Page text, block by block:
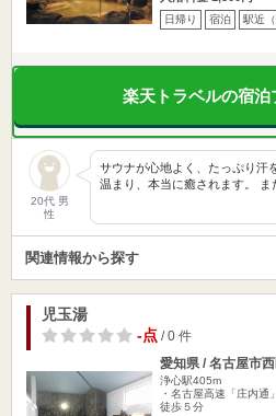
日帰り 宿泊 駅近
楽天トラベルの宿泊
20代 男
性
サウナが心地よく、たっぷり汗
温まり、本当に癒されます。 ま
関連情報から探す
児玉湯
-点/ 0 件
愛知県 / 名古屋市
浄心駅405m
・名古屋高速「庄内通
徒歩５分